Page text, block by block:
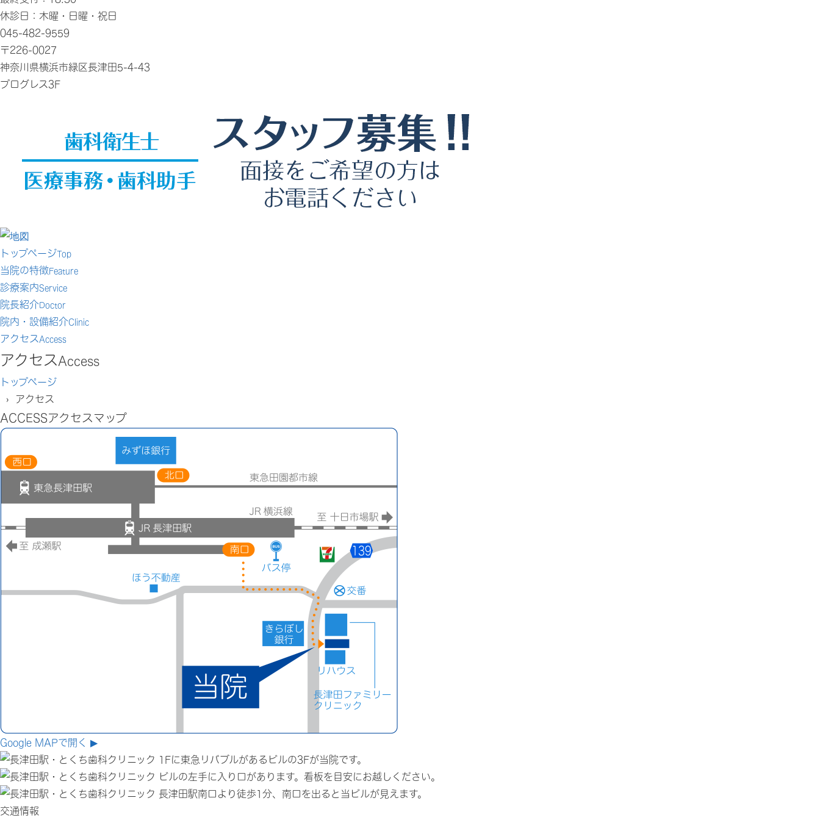
休診日：木曜・日曜・祝日
045-482-9559
〒226-0027
神奈川県横浜市緑区長津田5-4-43
プログレス3F
トップページTop
当院の特徴Feature
診療案内Service
院長紹介Doctor
院内・設備紹介Clinic
アクセスAccess
アクセスAccess
トップページ
› アクセス
ACCESSアクセスマップ
Google MAPで開く ▶
1Fに東急リバブルがあるビルの3Fが当院です。
ビルの左手に入り口があります。看板を目安にお越しください。
長津田駅南口より徒歩1分、南口を出ると当ビルが見えます。
交通情報